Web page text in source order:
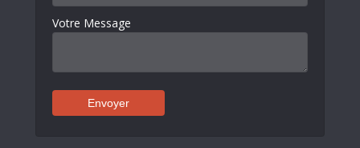
Votre Message